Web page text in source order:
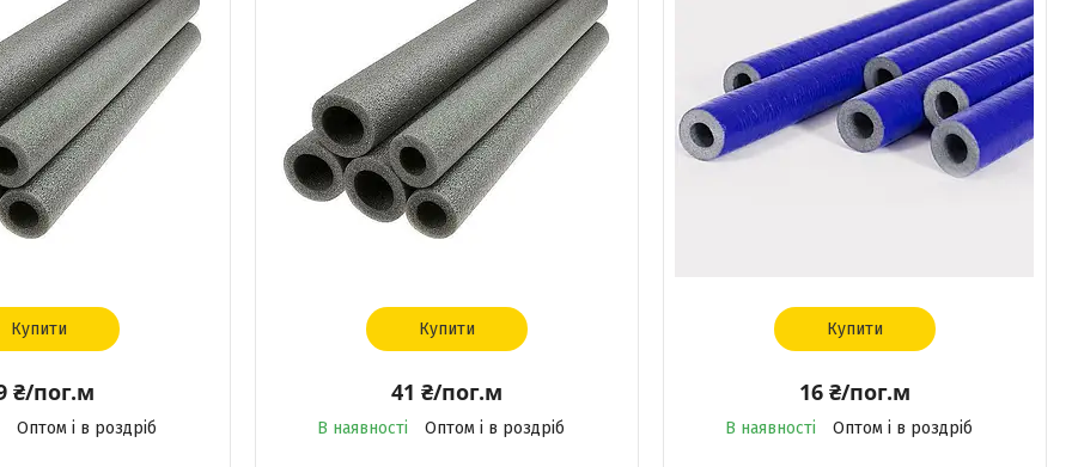
Купити
₴/пог.м
Оптом і в роздріб
Купити
41 ₴/пог.м
В наявності Оптом і в роздріб
Купити
16 ₴/пог.м
В наявності Оптом і в роздріб